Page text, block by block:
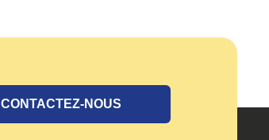
CONTACTEZ-NOUS